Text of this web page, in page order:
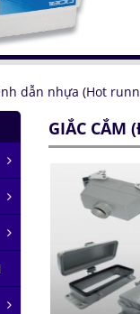
dẫn nhựa (Hot
GIẮC CẮM